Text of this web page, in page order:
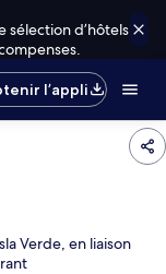
sélection d’hôtels
l’appli
Verde, en liaison